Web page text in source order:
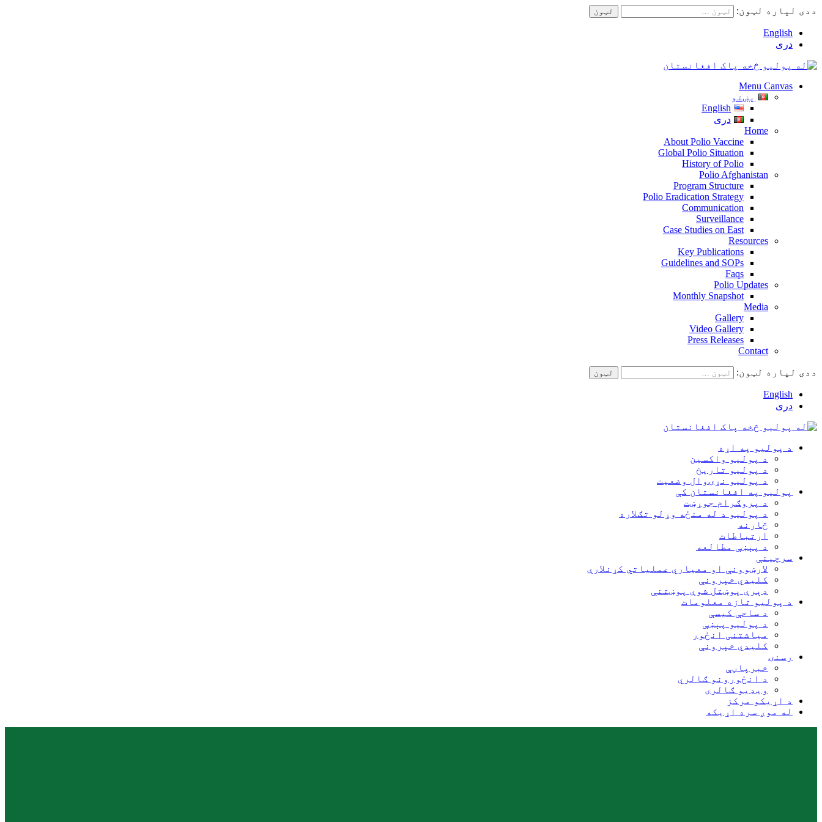
ددی لپاره لټون:
English
دری
Menu Canvas
پښتو
English
دری
Home
About Polio Vaccine
Global Polio Situation
History of Polio
Polio Afghanistan
Program Structure
Polio Eradication Strategy
Communication
Surveillance
Case Studies on East
Resources
Key Publications
Guidelines and SOPs
Faqs
Polio Updates
Monthly Snapshot
Media
Gallery
Video Gallery
Press Releases
Contact
ددی لپاره لټون:
English
دری
د پولیو په اړه
د پولیو واکسین
د پولیو تاریخ
د پولیو نړۍوال وضعیت
پولیو په افغانستان کې
د پروګرام جوړښت
د پولیو د له منځه وړلو تګلاره
څارنه
ارتباطات
د پېښې مطالعه
سرچینې
لارښوونې او معیاري عملیاتي کړنلارې
کلیدي خپرونې
ډېرې پوښتل شوې پوښتنې
د پولیو تازه معلومات
د ساحې کیسې
د پولیو پېښې
میاشتنی انځور
کلیدي خپرونې
رسنۍ
خبرپاڼې
د انځورونو ګالري
ویډیو ګالری
د اړیکو مرکز
له موږ سره اړیکه